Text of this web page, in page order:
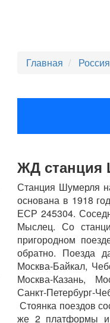
Главная Россия
ЖД станция
Станция Шумерля
основана в 1918
ЕСР 245304.
Мыслец. Со
пригородном
обратно. Поезда
Москва-Байкал,
Москва-Казань,
Санкт-Петербург-
Стоянка поездов
же 2 платформы и